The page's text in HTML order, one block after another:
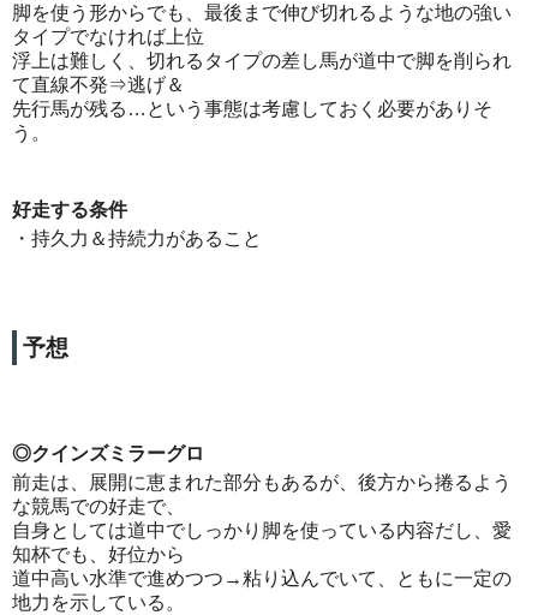
脚を使う形からでも、最後まで伸び切れるような地の強い
タイプでなければ上位
浮上は難しく、切れるタイプの差し馬が道中で脚を削られ
て直線不発⇒逃げ＆
先行馬が残る…という事態は考慮しておく必要がありそ
う。
好走する条件
・持久力＆持続力があること
予想
◎クインズミラーグロ
前走は、展開に恵まれた部分もあるが、後方から捲るよう
な競馬での好走で、
自身としては道中でしっかり脚を使っている内容だし、愛
知杯でも、好位から
道中高い水準で進めつつ→粘り込んでいて、ともに一定の
地力を示している。